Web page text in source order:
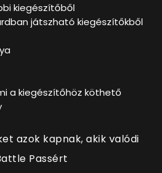
kiegészítőből
játszható kiegészítőkből
a kiegészítőhöz köthető
azok kapnak, akik valódi
Passért